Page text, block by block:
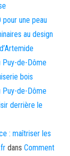
une peau
au design
Puy-de-Dôme
bois
Puy-de-Dôme
derrière le
: maîtriser les
dans Comment